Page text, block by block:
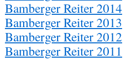
Bamberger Reiter 2014
Bamberger Reiter 2013
Bamberger Reiter 2012
Bamberger Reiter 2011